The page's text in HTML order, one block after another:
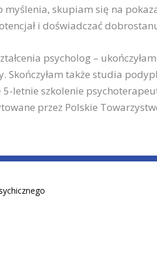
myślenia, skupiam się na
i doświadczać
psycholog –
Skończyłam także studia
5-letnie szkolenie
przez Polskie